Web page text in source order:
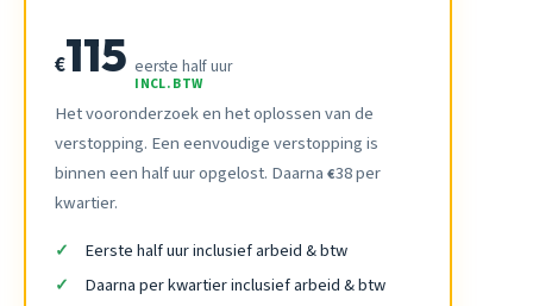
€115 eerste half uur
INCL. BTW
Het vooronderzoek en het oplossen van de
verstopping. Een eenvoudige verstopping is
binnen een half uur opgelost. Daarna €38 per
kwartier.
Eerste half uur inclusief arbeid & btw
Daarna per kwartier inclusief arbeid & btw